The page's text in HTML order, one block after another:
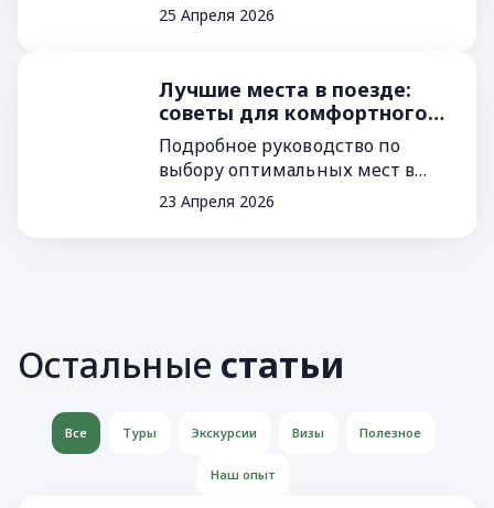
руководстве вы найдете все
советы, как подготовиться,
перелет комфортным и
успешно встретить новую
страну. Путешествуйте ...
25 Апреля 2026
Лучшие места в поезде:
советы для комфортного
путешествия
Подробное руководство по
выбору оптимальных мест в
поезде для тех, кто ценит
комфорт, тишину, простор и
практичность. Советы помогут
23 Апреля 2026
Остальные статьи
Все Туры Экскурсии Визы Полезное
Наш опыт